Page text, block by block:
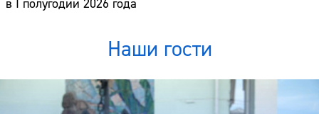
в I полугодии 2026 года
Наши гости